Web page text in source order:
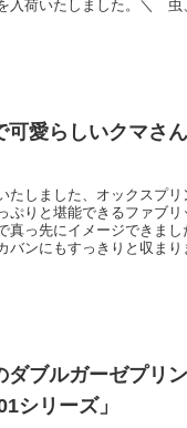
入荷いたしました。＼ 虫
可愛らしいクマさ
たしました、オックスプ
ぷりと堪能できるファブ
真っ先にイメージできま
バンにもすっきりと収ま
ダブルガーゼプリ
シリーズ」